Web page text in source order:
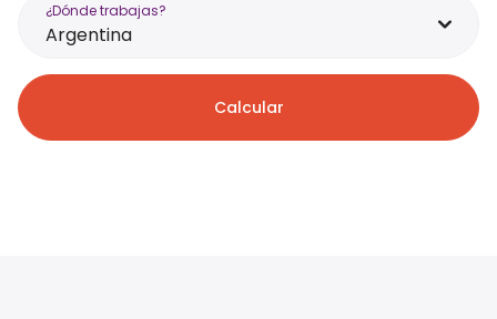
¿Dónde trabajas?
Argentina
Calcular